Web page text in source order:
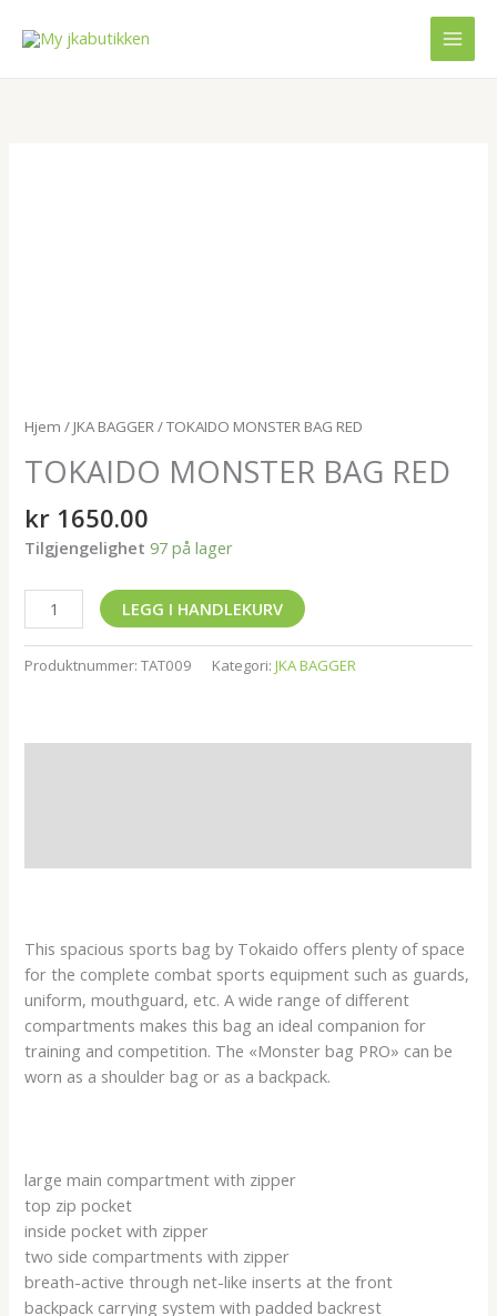
rett
Hjem / JKA BAGGER/ TOKAIDO MONSTER BAG RED
TOKAIDO MONSTER BAG RED
kr 1650.00
Tilgjengelighet 97 på lager
LEGG I HANDLEKURV
Produktnummer:TAT009 Kategori:JKA BAGGER
This spacious sports bag by Tokaido offers plenty of space
for the complete combat sports equipment such as guards,
uniform, mouthguard, etc. A wide range of different
compartments makes this bag an ideal companion for
training and competition. The «Monster bag PRO» can be
worn as a shoulder bag or as a backpack.
large main compartment with zipper
top zip pocket
inside pocket with zipper
two side compartments with zipper
breath-active through net-like inserts at the front
backpack carrying system with padded backrest